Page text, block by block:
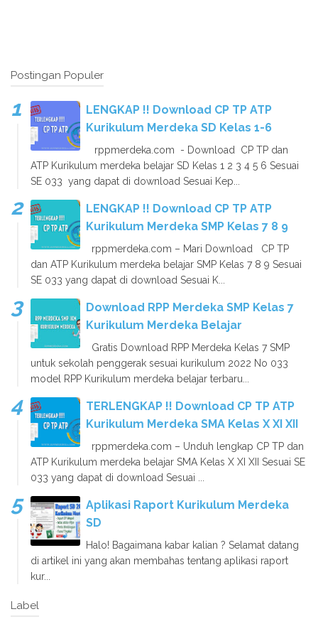
Postingan Populer
LENGKAP !! Download CP TP ATP
Kurikulum Merdeka SD Kelas 1-6
rppmerdeka.com - Download CP TP dan
ATP Kurikulum merdeka belajar SD Kelas 1 2 3 4 5 6 Sesuai
SE 033 yang dapat di download Sesuai Kep...
LENGKAP !! Download CP TP ATP
Kurikulum Merdeka SMP Kelas 7 8 9
rppmerdeka.com – Mari Download CP TP
dan ATP Kurikulum merdeka belajar SMP Kelas 7 8 9 Sesuai
SE 033 yang dapat di download Sesuai K...
Download RPP Merdeka SMP Kelas 7
Kurikulum Merdeka Belajar
Gratis Download RPP Merdeka Kelas 7 SMP
untuk sekolah penggerak sesuai kurikulum 2022 No 033
model RPP Kurikulum merdeka belajar terbaru...
TERLENGKAP !! Download CP TP ATP
Kurikulum Merdeka SMA Kelas X XI XII
rppmerdeka.com – Unduh lengkap CP TP dan
ATP Kurikulum merdeka belajar SMA Kelas X XI XII Sesuai SE
033 yang dapat di download Sesuai ...
Aplikasi Raport Kurikulum Merdeka
SD
Halo! Bagaimana kabar kalian ? Selamat datang
di artikel ini yang akan membahas tentang aplikasi raport
kur...
Label